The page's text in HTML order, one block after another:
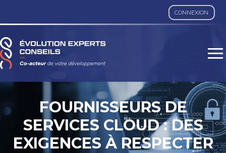
CONNEXION
Aller
au
FOURNISSEURS DE
SERVICES CLOUD : DES
EXIGENCES À RESPECTER